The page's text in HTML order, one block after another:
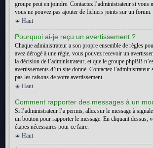
groupe peut en joindre. Contactez l’administrateur si vous
vous ne pouvez pas ajouter de fichiers joints sur un forum.
Haut
Pourquoi ai-je reçu un avertissement ?
Chaque administrateur a son propre ensemble de règles
avez dérogé à une règle, vous pouvez recevoir un
la décision de l’administrateur, et que le groupe phpBB
avertissements d’un site donné. Contactez l’administrateur
pas les raisons de votre avertissement.
Haut
Comment rapporter des messages à un
Si l’administrateur l’a permis, allez sur le message à
un bouton pour rapporter le message. En cliquant dessus,
étapes nécessaires pour ce faire.
Haut